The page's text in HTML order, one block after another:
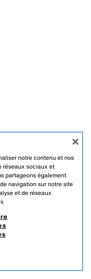
notre contenu et nos
réseaux sociaux et
partageons également
navigation sur notre site
et de réseaux